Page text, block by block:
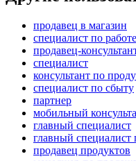
продавец в магазин
специалист по
продавец-
специалист
консультант по
специалист по сбыту
партнер
мобильный
главный специалист
главный специалист
продавец продуктов